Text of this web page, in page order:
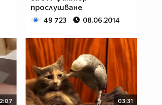
прослушване
49 723 08.06.2014
03:31